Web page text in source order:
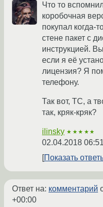
Что то
коробочная
покупал когда-
стене пакет с
инструкцией.
если я её
лицензия? Я
телефону.
Так вот, ТС, а
так, кряк-кряк?
ilinsky ★★★★★
02.04.2018
Показать
Ответ на: комментарий
+00:00